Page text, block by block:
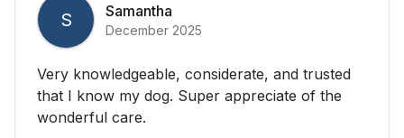
S Samantha
December 2025
Very knowledgeable, considerate, and trusted
that I know my dog. Super appreciate of the
wonderful care.